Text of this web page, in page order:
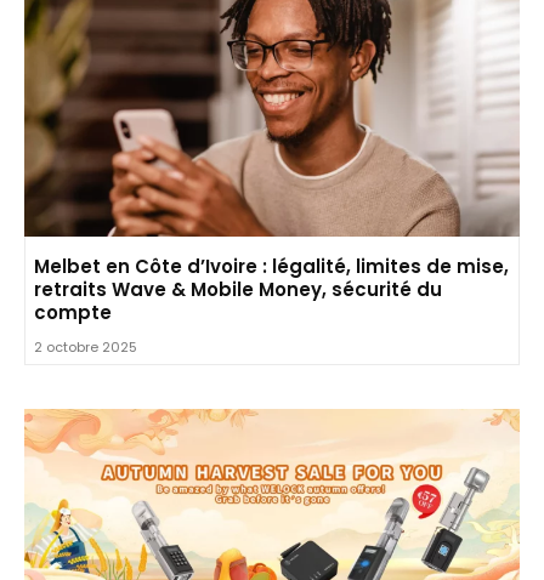
Melbet en Côte d’Ivoire : légalité, limites de mise,
retraits Wave & Mobile Money, sécurité du
compte
2 octobre 2025